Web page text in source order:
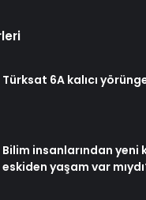
Türksat 6A kalıcı
Bilim insanlarından yeni
eskiden yaşam var